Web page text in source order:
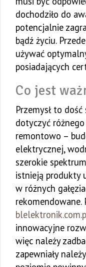
dochodziło do
potencjalnie
bądź życiu.
używać
posiadających
Co jest
Przemysł to
dotyczyć
remontowo –
elektrycznej,
szerokie
istnieją produkty
w różnych
innowacyjne
więc należy
zapewniały